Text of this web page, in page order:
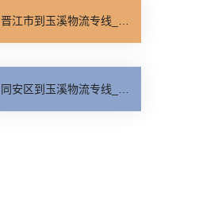
晋江市到玉溪物流专线_收费介绍「运价实惠」
同安区到玉溪物流专线_计费标准「快速响应」